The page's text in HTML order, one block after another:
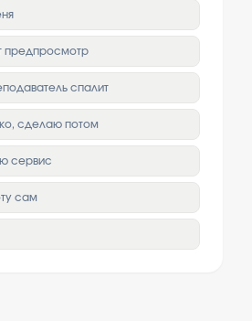
предпросмотр
спалит
сделаю потом
сервис
сам